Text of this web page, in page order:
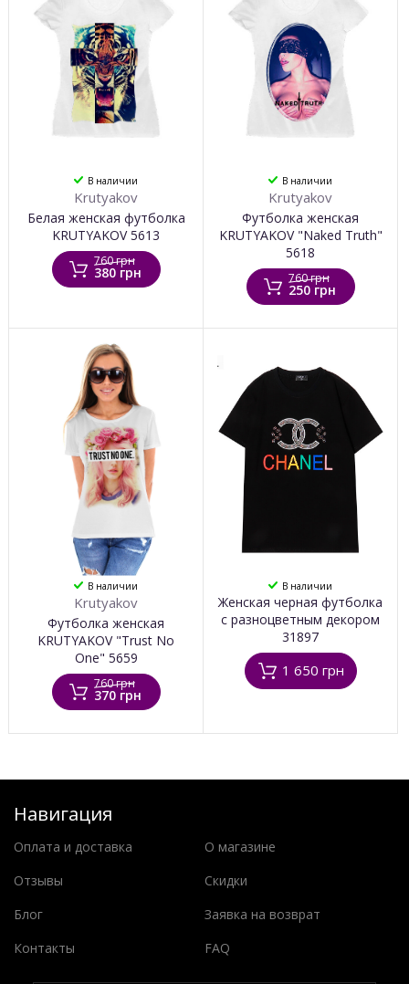
В наличии
Krutyakov
Белая женская футболка
KRUTYAKOV 5613
760 грн
380 грн
В наличии
Krutyakov
Футболка женская
KRUTYAKOV "Naked Truth"
5618
760 грн
250 грн
В наличии
Krutyakov
Футболка женская
KRUTYAKOV "Trust No
One" 5659
760 грн
370 грн
В наличии
Женская черная футболка
с разноцветным декором
31897
1 650 грн
Навигация
Оплата и доставка
О магазине
Отзывы
Скидки
Блог
Заявка на возврат
Контакты
FAQ